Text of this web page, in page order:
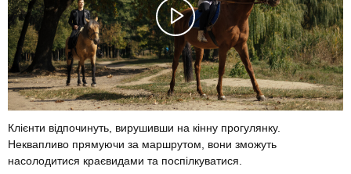
Клієнти відпочинуть, вирушивши на кінну прогулянку.
Неквапливо прямуючи за маршрутом, вони зможуть
насолодитися краєвидами та поспілкуватися.